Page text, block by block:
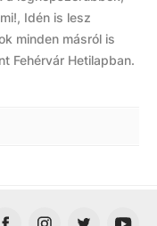
Idén is lesz
minden másról is
Fehérvár Hetilapban.